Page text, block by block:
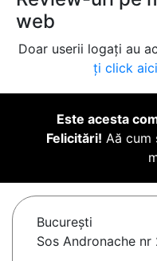
web
Doar userii logați au
ți click
Este acesta
Felicitări! Aă cum
Bucureşti
Sos Andronache nr